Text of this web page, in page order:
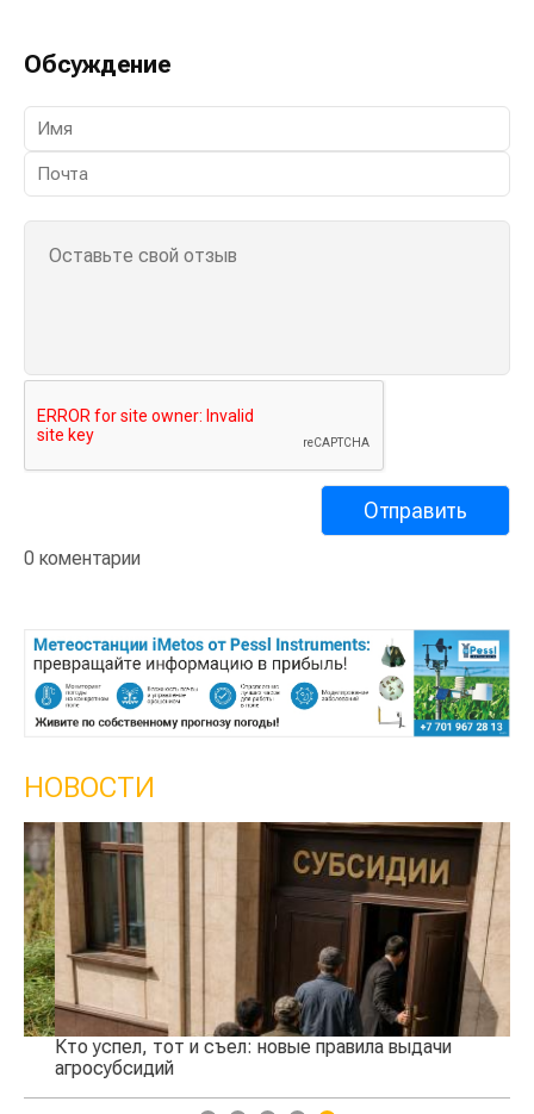
Обсуждение
0 коментарии
НОВОСТИ
Кто успел, тот и съел: новые правила выдачи
агросубсидий